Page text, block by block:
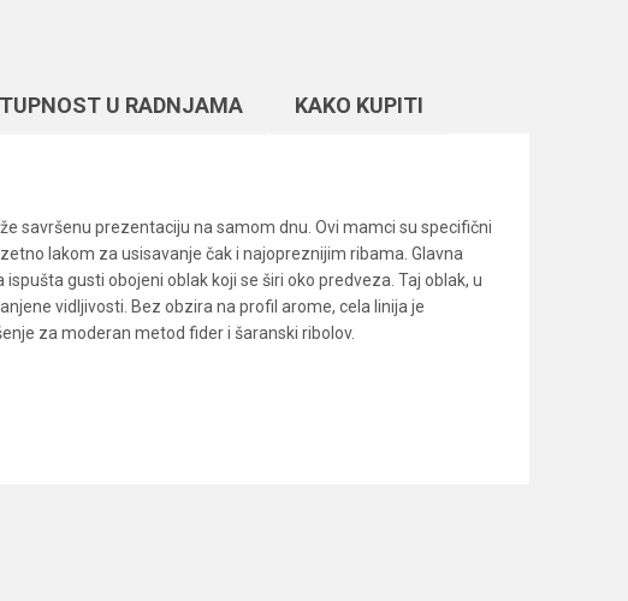
U RADNJAMA KAKO KUPITI
savršenu prezentaciju na samom dnu. Ovi mamci su specifični
lakom za usisavanje čak i najopreznijim ribama. Glavna
gusti obojeni oblak koji se širi oko predveza. Taj oblak, u
vidljivosti. Bez obzira na profil arome, cela linija je
za moderan metod fider i šaranski ribolov.